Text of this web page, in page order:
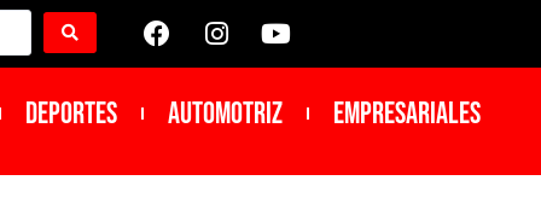
DEPORTES Automotriz Empresariales